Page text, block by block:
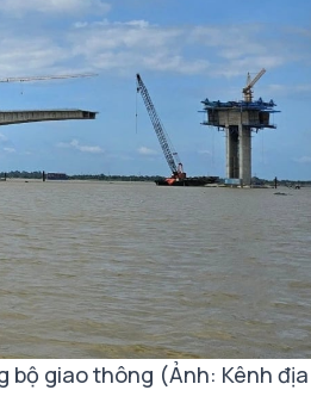
bộ giao thông (Ảnh: Kênh địa